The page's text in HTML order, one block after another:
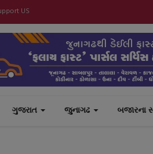
US
ગુજરાત જુનાગઢ બજારના